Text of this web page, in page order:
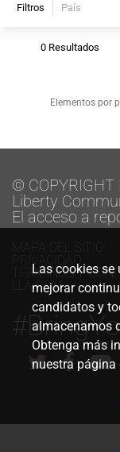
Filtros País
0 Resultados
Elementos por
© COPYRIGHT
Liberty
El acceso a
MAPA DEL SITIO
PRIVACIDAD
TÉRMINOS Y
LLA.COM
Las cookies se
mejorar
candidatos y
almacenamos
Obtenga más
nuestra página